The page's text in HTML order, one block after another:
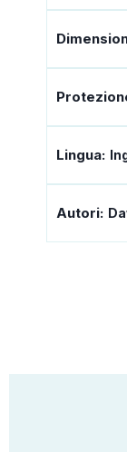
Lingua:
Autori: